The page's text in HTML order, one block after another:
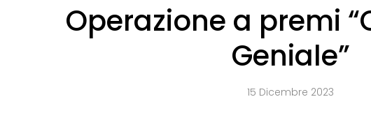
Operazione a premi
Geniale”
15 Dicembre 2023